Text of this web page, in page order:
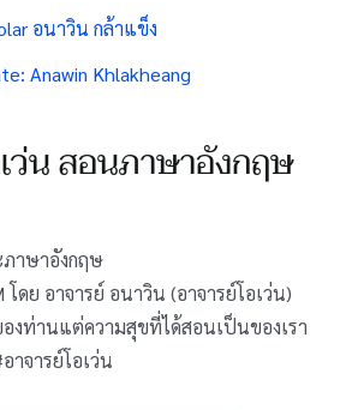
อนาวิน กล้าแข็ง
Anawin Khlakheang
ว่น สอนภาษาอังกฤษ
าษาอังกฤษ
ดย อาจารย์ อนาวิน (อาจารย์โอเว่น)
งท่านแต่ความสุขที่ได้สอนเป็นของเรา
าจารย์โอเว่น